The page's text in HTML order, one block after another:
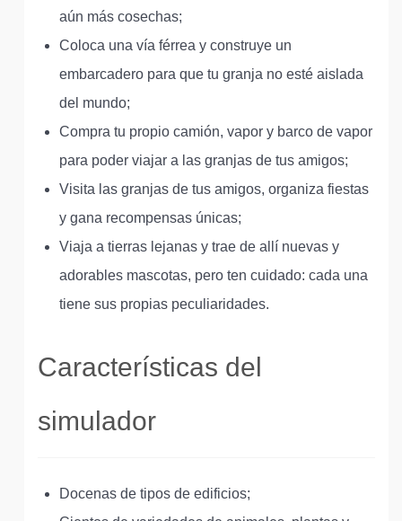
aún más cosechas;
Coloca una vía férrea y construye un
embarcadero para que tu granja no esté aislada
del mundo;
Compra tu propio camión, vapor y barco de vapor
para poder viajar a las granjas de tus amigos;
Visita las granjas de tus amigos, organiza fiestas
y gana recompensas únicas;
Viaja a tierras lejanas y trae de allí nuevas y
adorables mascotas, pero ten cuidado: cada una
tiene sus propias peculiaridades.
Características del
simulador
Docenas de tipos de edificios;